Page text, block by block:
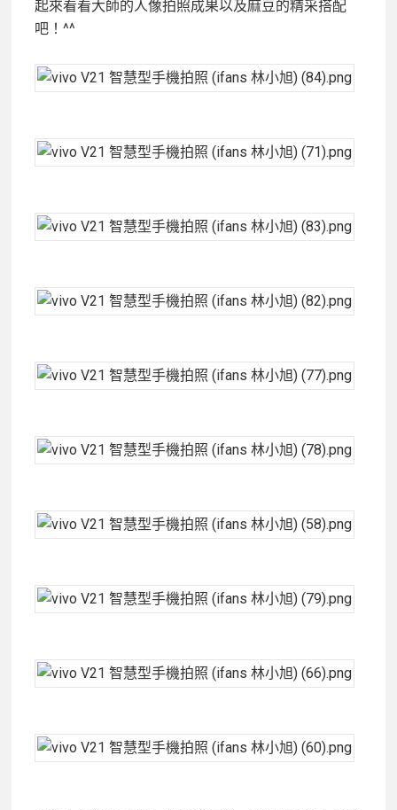
起來看看大師的人像拍照成果以及麻豆的精采搭配
吧！^^